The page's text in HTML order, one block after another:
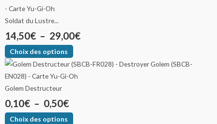
Soldat du Lustre...
14,50€ – 29,00€
Choix des options
Golem Destructeur
0,10€ – 0,50€
Choix des options